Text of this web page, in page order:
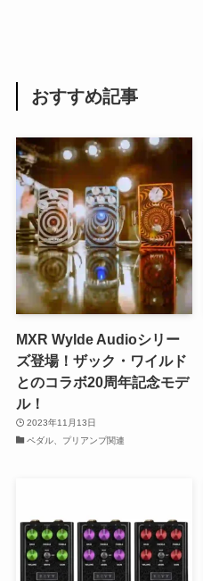
おすすめ記事
MXR Wylde Audioシリー
ズ登場！ザック・ワイルド
とのコラボ20周年記念モデ
ル！
2023年11月13日
ペダル、プリアンプ関連